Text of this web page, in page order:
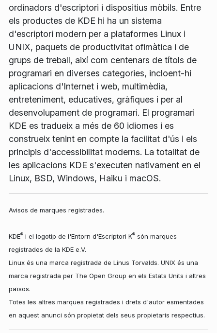
ordinadors d'escriptori i dispositius mòbils. Entre
els productes de KDE hi ha un sistema
d'escriptori modern per a plataformes Linux i
UNIX, paquets de productivitat ofimàtica i de
grups de treball, així com centenars de títols de
programari en diverses categories, incloent-hi
aplicacions d'Internet i web, multimèdia,
entreteniment, educatives, gràfiques i per al
desenvolupament de programari. El programari
KDE es tradueix a més de 60 idiomes i es
construeix tenint en compte la facilitat d'ús i els
principis d'accessibilitat moderns. La totalitat de
les aplicacions KDE s'executen nativament en el
Linux, BSD, Windows, Haiku i macOS.
Avisos de marques registrades.
KDE® i el logotip de l'Entorn d'Escriptori K® són marques
registrades de la KDE e.V.
Linux és una marca registrada de Linus Torvalds. UNIX és una
marca registrada per The Open Group en els Estats Units i altres
països.
Totes les altres marques registrades i drets d'autor esmentades
en aquest anunci són propietat dels seus propietaris respectius.